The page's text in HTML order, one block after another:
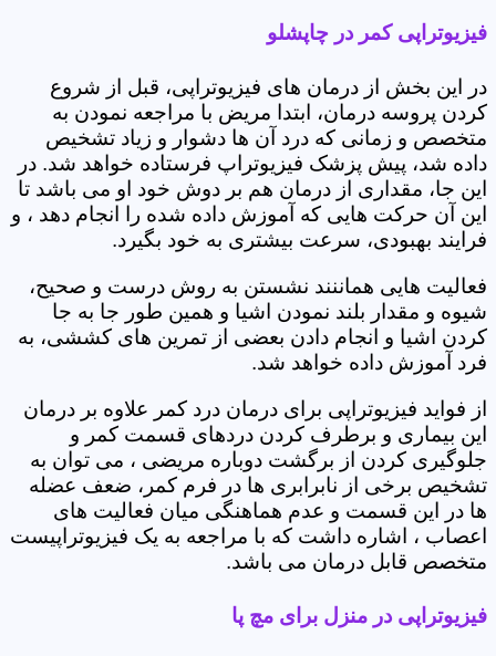
فیزیوتراپی کمر در چاپشلو
در این بخش از درمان های فیزیوتراپی، قبل از شروع
کردن پروسه درمان، ابتدا مریض با مراجعه نمودن به
متخصص و زمانی که درد آن ها دشوار و زیاد تشخیص
داده شد، پیش پزشک فیزیوتراپ فرستاده خواهد شد. در
این جا، مقداری از درمان هم بر دوش خود او می باشد تا
این آن حرکت هایی که آموزش داده شده را انجام دهد ، و
فرایند بهبودی، سرعت بیشتری به خود بگیرد.
فعالیت هایی هماننند نشستن به روش درست و صحیح،
شیوه و مقدار بلند نمودن اشیا و همین طور جا به جا
کردن اشیا و انجام دادن بعضی از تمرین های کششی، به
فرد آموزش داده خواهد شد.
از فواید فیزیوتراپی برای درمان درد کمر علاوه بر درمان
این بیماری و برطرف کردن دردهای قسمت کمر و
جلوگیری کردن از برگشت دوباره مریضی ، می توان به
تشخیص برخی از نابرابری ها در فرم کمر، ضعف عضله
ها در این قسمت و عدم هماهنگی میان فعالیت های
اعصاب ، اشاره داشت که با مراجعه به یک فیزیوتراپیست
متخصص قابل درمان می باشد.
فیزیوتراپی در منزل برای مچ پا